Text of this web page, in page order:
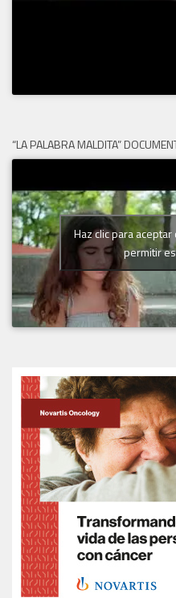
“LA PALABRA MALDITA”
Haz clic para
permitir